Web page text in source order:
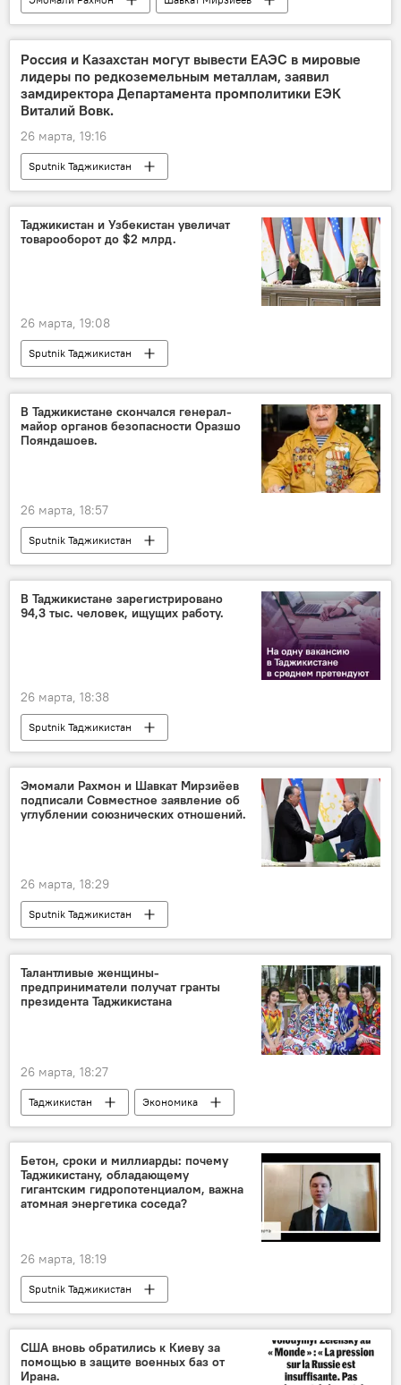
Узбекистан
Узбекистан и Таджикистан: новости
Таджикистан
визит
Россия и Казахстан могут вывести ЕАЭС в мировые
лидеры по редкоземельным металлам, заявил
замдиректора Департамента промполитики ЕЭК
Виталий Вовк.
26 марта, 19:16
Sputnik Таджикистан
Таджикистан и Узбекистан увеличат
товарооборот до $2 млрд.
26 марта, 19:08
Sputnik Таджикистан
В Таджикистане скончался генерал-
майор органов безопасности Оразшо
Пояндашоев.
26 марта, 18:57
Sputnik Таджикистан
В Таджикистане зарегистрировано
94,3 тыс. человек, ищущих работу.
26 марта, 18:38
Sputnik Таджикистан
Эмомали Рахмон и Шавкат Мирзиёев
подписали Совместное заявление об
углублении союзнических отношений.
26 марта, 18:29
Sputnik Таджикистан
Талантливые женщины-
предприниматели получат гранты
президента Таджикистана
26 марта, 18:27
Таджикистан
Экономика
Эмомали Рахмон
Бетон, сроки и миллиарды: почему
Таджикистану, обладающему
гигантским гидропотенциалом, важна
атомная энергетика соседа?
26 марта, 18:19
Sputnik Таджикистан
США вновь обратились к Киеву за
помощью в защите военных баз от
Ирана.